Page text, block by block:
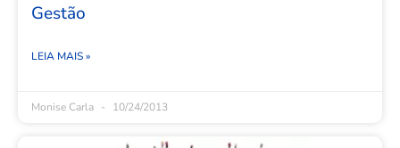
Gestão
LEIA MAIS »
Monise Carla 10/24/2013